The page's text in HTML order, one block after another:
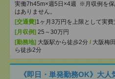
実働7h45m×週5日×4週 ※月収例を保
はありません。
[交通費] 1ヶ月3万円を上限として実費
[月収例] 25～30万円
[勤務地] 大阪駅から徒歩2分 / 大阪梅
ら徒歩2分
《即日・単発勤務OK》大